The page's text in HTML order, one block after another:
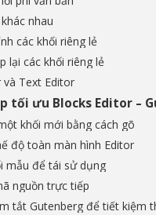
nhau
các khối riêng lẻ
lại các khối riêng lẻ
và Text Editor
tối ưu Blocks Editor –
khối mới bằng cách gõ
độ toàn màn hình Editor
mẫu để tái sử dụng
nguồn trực tiếp
tắt Gutenberg để tiết kiệm